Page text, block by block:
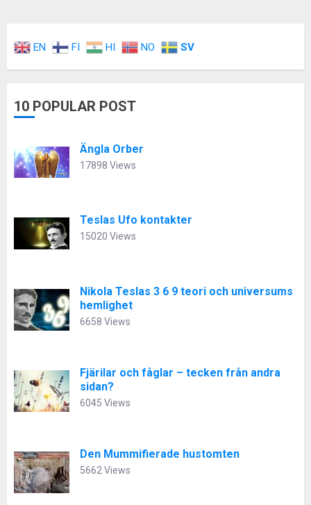
EN FI HI NO SV
10 POPULAR POST
Ängla Orber
17898 Views
Teslas Ufo kontakter
15020 Views
Nikola Teslas 3 6 9 teori och universums
hemlighet
6658 Views
Fjärilar och fåglar – tecken från andra
sidan?
6045 Views
Den Mummifierade hustomten
5662 Views